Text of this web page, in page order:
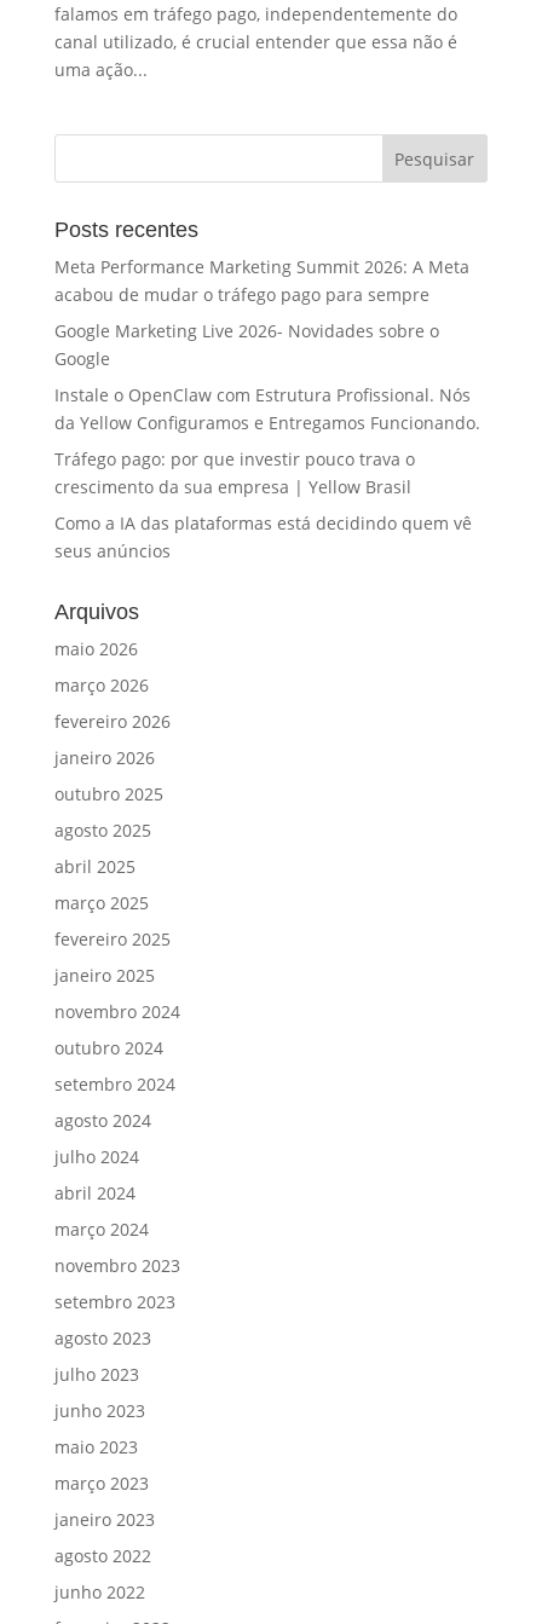
falamos em tráfego pago, independentemente do
canal utilizado, é crucial entender que essa não é
uma ação...
Posts recentes
Meta Performance Marketing Summit 2026: A Meta
acabou de mudar o tráfego pago para sempre
Google Marketing Live 2026- Novidades sobre o
Google
Instale o OpenClaw com Estrutura Profissional. Nós
da Yellow Configuramos e Entregamos Funcionando.
Tráfego pago: por que investir pouco trava o
crescimento da sua empresa | Yellow Brasil
Como a IA das plataformas está decidindo quem vê
seus anúncios
Arquivos
maio 2026
março 2026
fevereiro 2026
janeiro 2026
outubro 2025
agosto 2025
abril 2025
março 2025
fevereiro 2025
janeiro 2025
novembro 2024
outubro 2024
setembro 2024
agosto 2024
julho 2024
abril 2024
março 2024
novembro 2023
setembro 2023
agosto 2023
julho 2023
junho 2023
maio 2023
março 2023
janeiro 2023
agosto 2022
junho 2022